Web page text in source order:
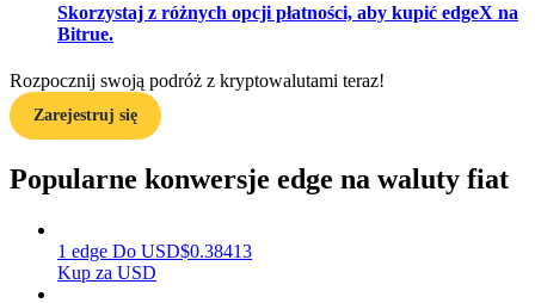
Strategie handlowe
Dowiedz się, jak zachować rentowność
Skorzystaj z różnych opcji płatności, aby kupić edgeX na
Bitrue.
Rozpocznij swoją podróż z kryptowalutami teraz!
Zarejestruj się
Popularne konwersje edge na waluty fiat
1 edge Do USD$0.38413
Kup za USD